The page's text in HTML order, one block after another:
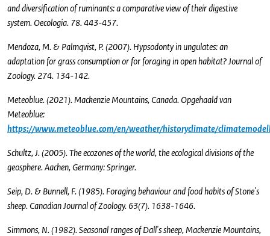
and diversification of ruminants: a comparative view of their digestive
system. Oecologia. 78. 443-457.
Mendoza, M. & Palmqvist, P. (2007). Hypsodonty in ungulates: an
adaptation for grass consumption or for foraging in open habitat? Journal of
Zoology. 274. 134-142.
Meteoblue. (2021). Mackenzie Mountains, Canada. Opgehaald van
Meteoblue:
https://www.meteoblue.com/en/weather/historyclimate/
Schultz, J. (2005). The ecozones of the world, the ecological divisions of the
geosphere. Aachen, Germany: Springer.
Seip, D. & Bunnell, F. (1985). Foraging behaviour and food habits of Stone's
sheep. Canadian Journal of Zoology. 63(7). 1638-1646.
Simmons, N. (1982). Seasonal ranges of Dall's sheep, Mackenzie Mountains,